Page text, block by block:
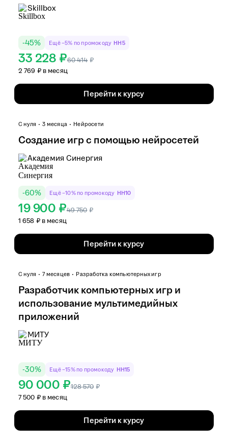
Skillbox
-45% Ещё −5% по промокоду HH5
33 228 ₽60 414 ₽
2 769 ₽ в месяц
Перейти к курсу
С нуля 3 месяца Нейросети
Создание игр с помощью нейросетей
Академия Синергия
-60% Ещё −10% по промокоду HH10
19 900 ₽49 750 ₽
1 658 ₽ в месяц
Перейти к курсу
С нуля 7 месяцев Разработка компьютерных игр
Разработчик компьютерных игр и
использование мультимедийных
приложений
МИТУ
-30% Ещё −15% по промокоду HH15
90 000 ₽128 570 ₽
7 500 ₽ в месяц
Перейти к курсу